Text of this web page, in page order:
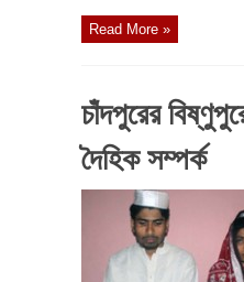
Read More »
চাঁদপুরের
দৈহিক সম্পর্ক